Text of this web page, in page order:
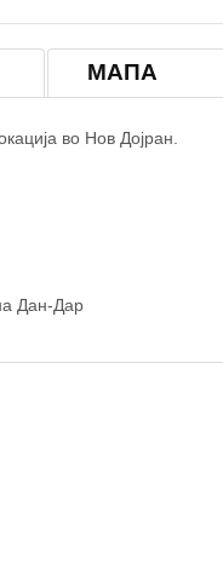
МАПА
во Нов Дојран.
Дан-Дар